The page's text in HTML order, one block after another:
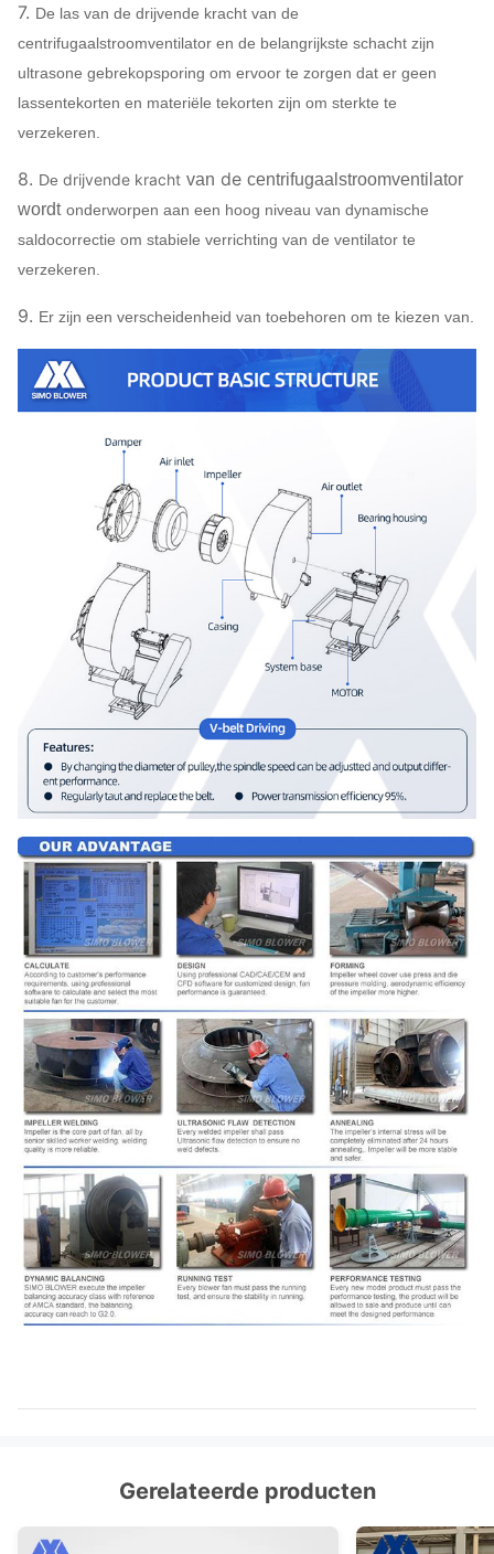
7. De las van de drijvende kracht van de
centrifugaalstroomventilator en de belangrijkste schacht zijn
ultrasone gebrekopsporing om ervoor te zorgen dat er geen
lassentekorten en materiële tekorten zijn om sterkte te
verzekeren.
8. De drijvende kracht van de centrifugaalstroomventilator
wordt onderworpen aan een hoog niveau van dynamische
saldocorrectie om stabiele verrichting van de ventilator te
verzekeren.
9. Er zijn een verscheidenheid van toebehoren om te kiezen van.
Gerelateerde producten